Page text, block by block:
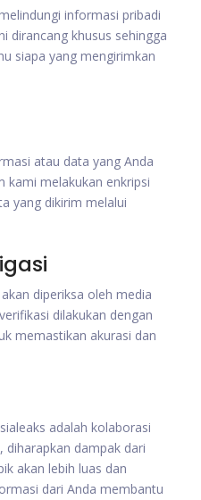
informasi pribadi
dirancang khusus sehingga
siapa yang mengirimkan
atau data yang Anda
kami melakukan enkripsi
yang dikirim melalui
diperiksa oleh media
dilakukan dengan
memastikan akurasi dan
adalah kolaborasi
diharapkan dampak dari
akan lebih luas dan
dari Anda membantu